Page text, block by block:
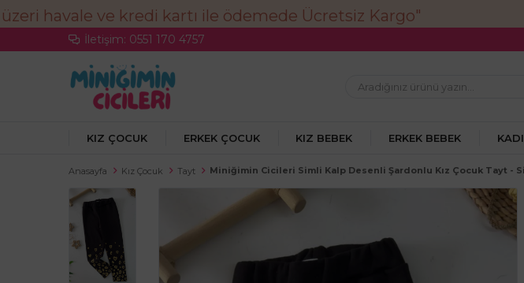
İletişim: 0551 170 4757
KIZ ÇOCUK ERKEK ÇOCUK KIZ BEBEK ERKEK BEBEK
Anasayfa Kız Çocuk Tayt Miniğimin Cicileri Simli Kalp Desenli Şardonlu Kız Çocuk Tayt -